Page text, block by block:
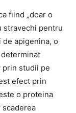
fiind „doar o
stravechi pentru
apigenina, o
prin studii pe
efect prin
o proteina
scaderea